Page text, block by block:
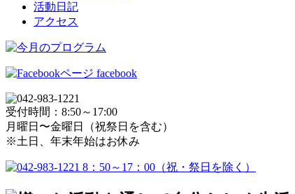
活動日記
アクセス
facebook
受付時間：8:50～17:00
月曜日〜金曜日（祝祭日を含む）
※土日、年末年始はお休み